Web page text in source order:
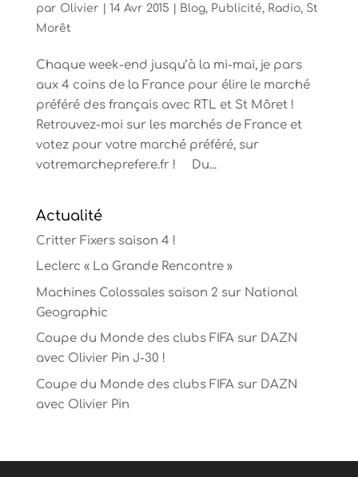
par Olivier 14 Avr 2015 Blog, Publicité, Radio, St
Morêt
Chaque week-end jusqu’à la mi-mai, je pars
aux 4 coins de la France pour élire le marché
préféré des français avec RTL et St Môret !
Retrouvez-moi sur les marchés de France et
votez pour votre marché préféré, sur
votremarcheprefere.fr ! Du...
Actualité
Critter Fixers saison 4 !
Leclerc « La Grande Rencontre »
Machines Colossales saison 2 sur National
Geographic
Coupe du Monde des clubs FIFA sur DAZN
avec Olivier Pin J-30 !
Coupe du Monde des clubs FIFA sur DAZN
avec Olivier Pin